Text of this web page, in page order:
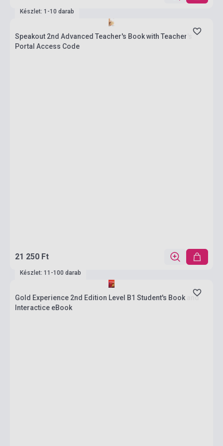
Készlet: 1-10 darab
Speakout 2nd Advanced Teacher's Book with Teacher's
Portal Access Code
21 250 Ft
Készlet: 11-100 darab
Gold Experience 2nd Edition Level B1 Student's Book and
Interactice eBook